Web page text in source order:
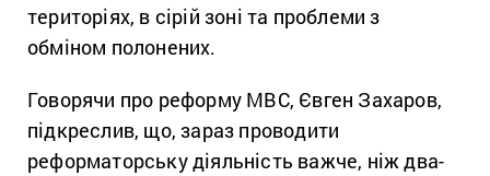
територіях, в сірій зоні та проблеми з
обміном полонених.
Говорячи про реформу МВС, Євген Захаров,
підкреслив, що, зараз проводити
реформаторську діяльність важче, ніж два-